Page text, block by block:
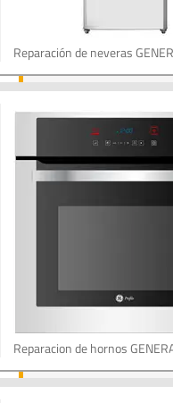
Reparación de neveras
Reparacion de hornos